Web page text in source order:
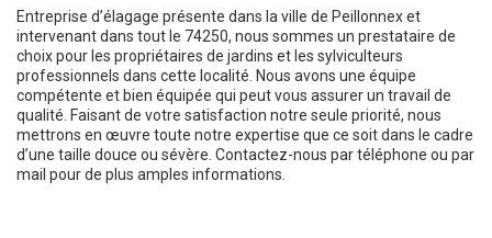
Entreprise d’élagage présente dans la ville de Peillonnex et
intervenant dans tout le 74250, nous sommes un prestataire de
choix pour les propriétaires de jardins et les sylviculteurs
professionnels dans cette localité. Nous avons une équipe
compétente et bien équipée qui peut vous assurer un travail de
qualité. Faisant de votre satisfaction notre seule priorité, nous
mettrons en œuvre toute notre expertise que ce soit dans le cadre
d’une taille douce ou sévère. Contactez-nous par téléphone ou par
mail pour de plus amples informations.